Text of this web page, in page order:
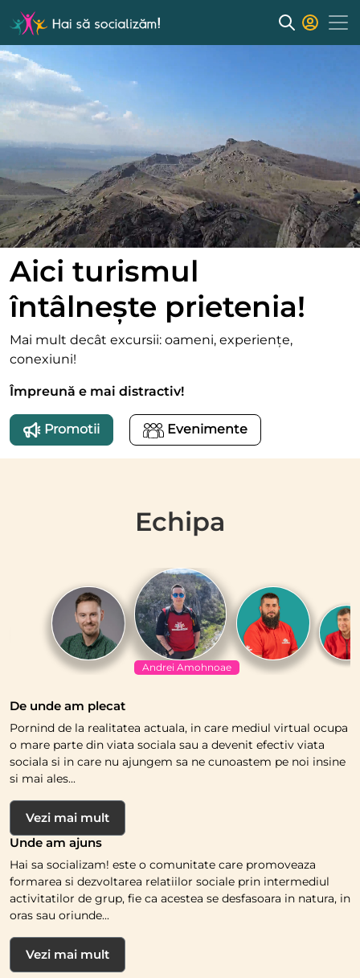
Aici turismul
întâlnește prietenia!
Mai mult decât excursii: oameni, experiențe,
conexiuni!
Împreună e mai distractiv!
Promotii Evenimente
Echipa
Andrei Amohnoae
De unde am plecat
Pornind de la realitatea actuala, in care mediul virtual ocupa
o mare parte din viata sociala sau a devenit efectiv viata
sociala si in care nu ajungem sa ne cunoastem pe noi insine
si mai ales...
Vezi mai mult
Unde am ajuns
Hai sa socializam! este o comunitate care promoveaza
formarea si dezvoltarea relatiilor sociale prin intermediul
activitatilor de grup, fie ca acestea se desfasoara in natura, in
oras sau oriunde...
Vezi mai mult